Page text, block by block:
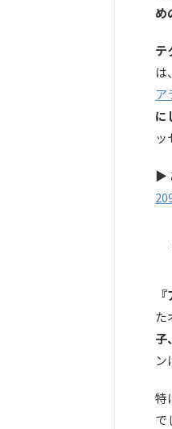
め
テ
は
ア
に
ッ
▶
た
子
ン
特
で